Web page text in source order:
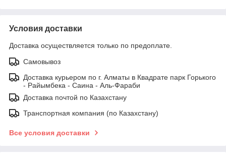
Условия доставки
Доставка осуществляется только по предоплате.
Самовывоз
Доставка курьером по г. Алматы в Квадрате парк Горького
- Райымбека - Саина - Аль-Фараби
Доставка почтой по Казахстану
Транспортная компания (по Казахстану)
Все условия доставки